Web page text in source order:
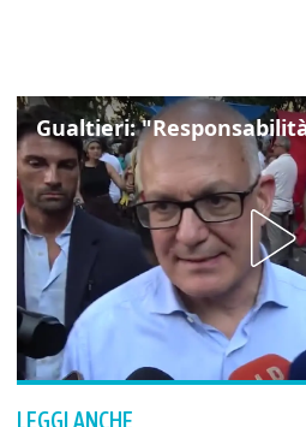
LEGGI ANCHE